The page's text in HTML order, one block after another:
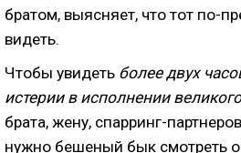
братом, выясняет, что тот по-
видеть.
Чтобы увидеть более двух
истерии в исполнении
брата, жену, спарринг-
нужно бешеный бык смотреть